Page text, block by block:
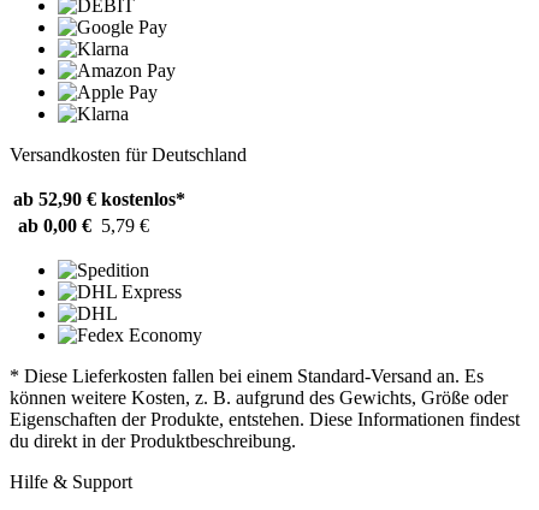
Versandkosten für Deutschland
ab 52,90 € kostenlos*
ab 0,00 € 5,79 €
* Diese Lieferkosten fallen bei einem Standard-Versand an. Es
können weitere Kosten, z. B. aufgrund des Gewichts, Größe oder
Eigenschaften der Produkte, entstehen. Diese Informationen findest
du direkt in der Produktbeschreibung.
Hilfe & Support